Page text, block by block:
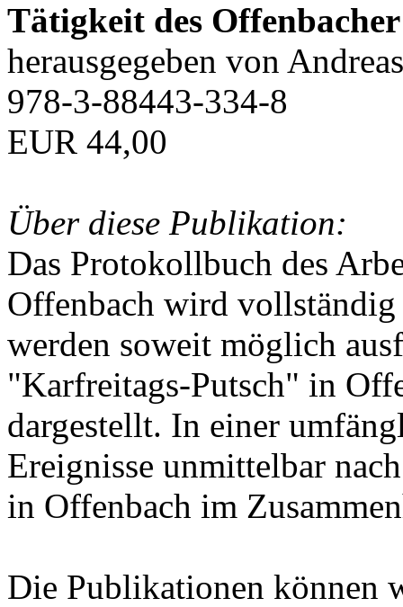
Tätigkeit des
herausgegeben von
978-3-88443-334-8
EUR 44,00
Über diese Publikation:
Das Protokollbuch des
Offenbach wird
werden soweit möglich
"Karfreitags-Putsch" in
dargestellt. In einer
Ereignisse unmittelbar
in Offenbach im
Die Publikationen können